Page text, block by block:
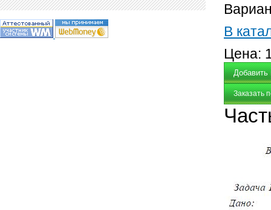
В
Цена:
Заказать